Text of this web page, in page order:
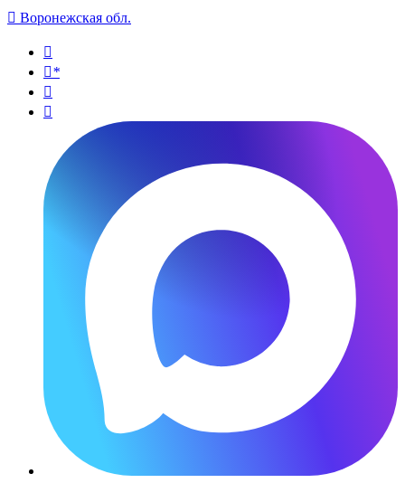
 Воронежская обл.

*

